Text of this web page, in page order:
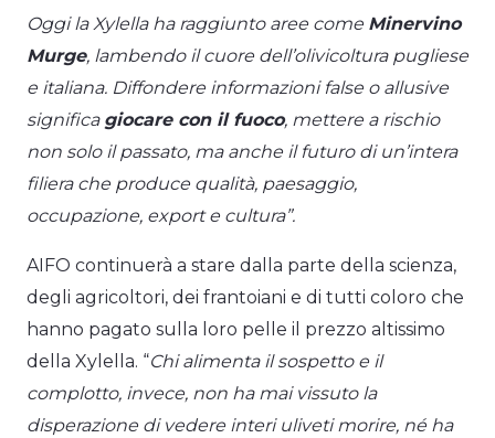
Oggi la Xylella ha raggiunto aree come Minervino
Murge, lambendo il cuore dell’olivicoltura pugliese
e italiana. Diffondere informazioni false o allusive
significa giocare con il fuoco, mettere a rischio
non solo il passato, ma anche il futuro di un’intera
filiera che produce qualità, paesaggio,
occupazione, export e cultura”.
AIFO continuerà a stare dalla parte della scienza,
degli agricoltori, dei frantoiani e di tutti coloro che
hanno pagato sulla loro pelle il prezzo altissimo
della Xylella. “Chi alimenta il sospetto e il
complotto, invece, non ha mai vissuto la
disperazione di vedere interi uliveti morire, né ha